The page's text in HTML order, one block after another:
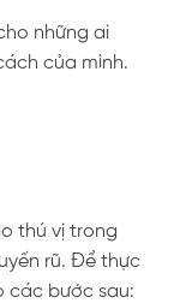
những ai
của mình.
thú vị trong
rũ. Để thực
các bước sau: